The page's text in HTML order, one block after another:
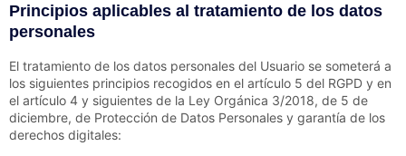
Principios aplicables al tratamiento de los datos
personales
El tratamiento de los datos personales del Usuario se someterá a
los siguientes principios recogidos en el artículo 5 del RGPD y en
el artículo 4 y siguientes de la Ley Orgánica 3/2018, de 5 de
diciembre, de Protección de Datos Personales y garantía de los
derechos digitales: